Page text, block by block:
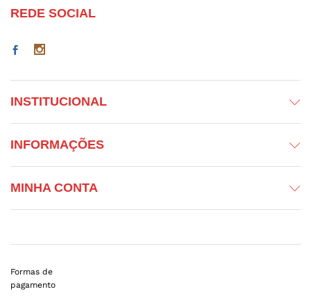
REDE SOCIAL
INSTITUCIONAL
INFORMAÇÕES
MINHA CONTA
Formas de
pagamento